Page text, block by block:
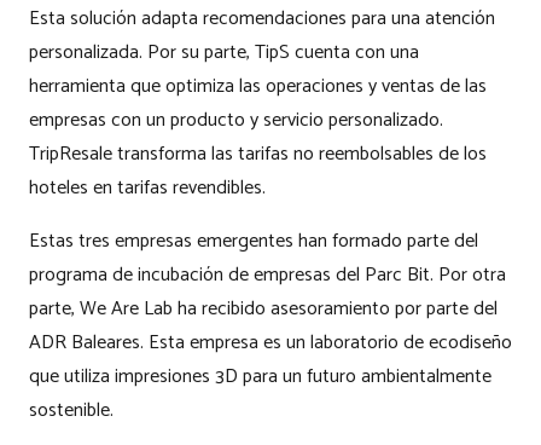
Esta solución adapta recomendaciones para una atención
personalizada. Por su parte, TipS cuenta con una
herramienta que optimiza las operaciones y ventas de las
empresas con un producto y servicio personalizado.
TripResale transforma las tarifas no reembolsables de los
hoteles en tarifas revendibles.
Estas tres empresas emergentes han formado parte del
programa de incubación de empresas del Parc Bit. Por otra
parte, We Are Lab ha recibido asesoramiento por parte del
ADR Baleares. Esta empresa es un laboratorio de ecodiseño
que utiliza impresiones 3D para un futuro ambientalmente
sostenible.